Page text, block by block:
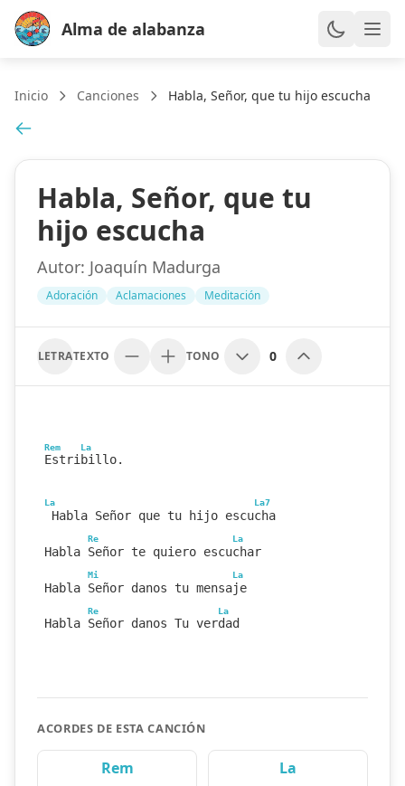
Alma de alabanza
Inicio Canciones Habla, Señor, que tu hijo escucha
Habla, Señor, que tu
hijo escucha
Autor: Joaquín Madurga
Adoración Aclamaciones Meditación
LETRATEXTO TONO 0
Rem La
Estribillo.
La La7
Habla Señor que tu hijo escucha
Re La
Habla Señor te quiero escuchar
Mi La
Habla Señor danos tu mensaje
Re La
Habla Señor danos Tu verdad
ACORDES DE ESTA CANCIÓN
Rem La